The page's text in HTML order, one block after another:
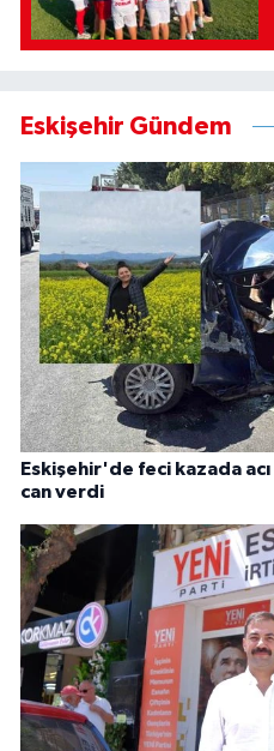
Eskişehir Gündem
Eskişehir'de feci kazada
can verdi